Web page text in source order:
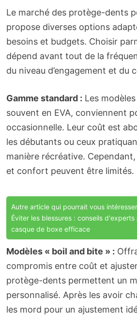
Le marché des protège-dents
propose diverses options
besoins et budgets. Choisir
dépend avant tout de la
du niveau d’engagement et du
Gamme standard : Les
souvent en EVA, conviennent
occasionnelle. Leur coût est
les débutants ou ceux
manière récréative.
et confort peuvent être limités.
Autre article qui pourrait vous
Éviter les blessures : conseils d'experts
casque de boxe efficace
Modèles « boil and bite » :
compromis entre coût et
protège-dents permettent un
personnalisé. Après les avoir
les mord pour un ajustement